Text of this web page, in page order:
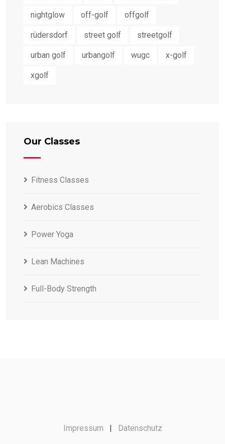
nightglow off-golf offgolf
rüdersdorf street golf streetgolf
urban golf urbangolf wugc x-golf
xgolf
Our Classes
Fitness Classes
Aerobics Classes
Power Yoga
Lean Machines
Full-Body Strength
Impressum | Datenschutz